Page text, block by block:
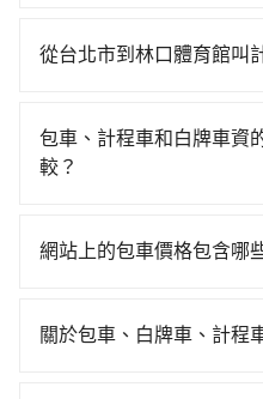
通過閘口、並在月台上等
待車站前排班的計程車，
700元後，抵達林口體育
送，則僅需花費約860元
tripool！
對的時間彈性，最重要的
公里再額外加收$3.2，從
館的花費預估為
汽車保險與可能的罰單都
較大的七人座或九人座可
從台北市到林口體育館叫
灣大車隊、Uber、Line
到車，也可考慮打電話至
體育館的跳表小黃可能較
包車、計程車和白牌車資
較？
包車：優點是搭乘舒適可
車：優點是24小時隨叫隨
網站上的包車價格包含哪
乘客險、司機小費、營業
關於包車、白牌車、計程